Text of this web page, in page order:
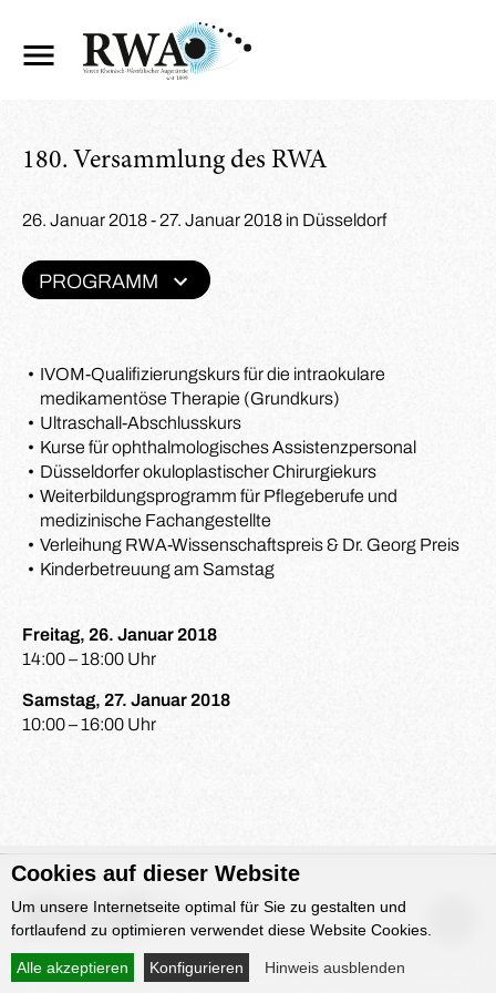
180. Versammlung des RWA
IVOM-Qualifizierungskurs für die intraokulare
medikamentöse Therapie (Grundkurs)
Ultraschall-Abschlusskurs
Kurse für ophthalmologisches Assistenzpersonal
Düsseldorfer okuloplastischer Chirurgiekurs
Weiterbildungsprogramm für Pflegeberufe und
medizinische Fachangestellte
Verleihung RWA-Wissenschaftspreis & Dr. Georg Preis
Kinderbetreuung am Samstag
Freitag, 26. Januar 2018
14:00 – 18:00 Uhr
Samstag, 27. Januar 2018
10:00 – 16:00 Uhr
26. Januar 2018 - 27. Januar 2018 in Düsseldorf
PROGRAMM
Cookies auf dieser Website
Um unsere Internetseite optimal für Sie zu gestalten und
fortlaufend zu optimieren verwendet diese Website Cookies.
Alle akzeptieren Konfigurieren Hinweis ausblenden